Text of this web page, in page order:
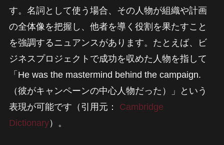
す。名詞として使う場合、その人物が組織や計画
の全体像を把握し、他者を導く役割を果たすこと
を強調するニュアンスがあります。たとえば、ビ
ジネスプロジェクトで成功を収めた人物を指して
「He was the mastermind behind the campaign.
（彼がキャンペーンの中心人物だった）」という
表現が可能です（引用元： Cambridge
Dictionary）。